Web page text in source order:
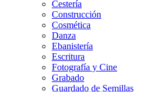
Cestería
Construcción
Cosmética
Danza
Ebanistería
Escritura
Fotografía y Cine
Grabado
Guardado de Semillas